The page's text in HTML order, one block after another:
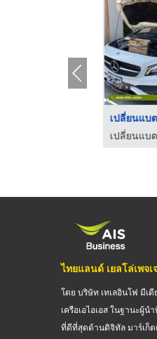
ไทยแลนด์ เยลโล่เพจเ
โดย บริษัท เทเลอินโฟ มีเ
เครือเอไอเอส ในฐานะผู้
ที่ดีที่สุดด้านดิจิทัล มาร์เก็